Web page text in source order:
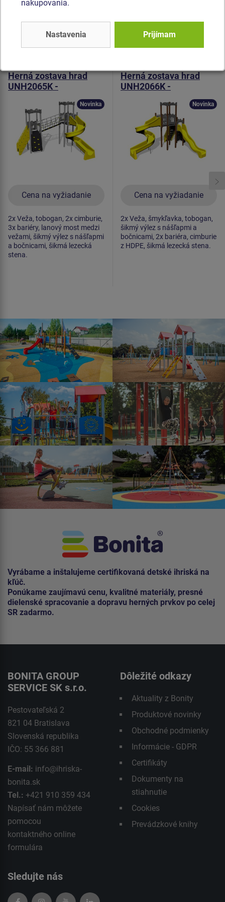
pozinkovaný alebo nerezový.
Podobný tovar
Herná zostava hrad
UNH2065K -
Cena na vyžiadanie
Novinka
2x Veža, tobogan, 2x cimburie,
3x bariéry, lanový most medzi
vežami, šikmý výlez s nášľapmi
a bočnicami, šikmá lezecká
stena.
Herná zostava hrad
UNH2066K -
Cena na vyžiadanie
Novinka
2x Veža, šmykľavka, tobogan,
šikmý výlez s nášľapmi a
bočnicami, 2x bariéra, cimburie
z HDPE, šikmá lezecká stena.
Vyrábame a inštalujeme certifikovaná detské ihriská na
kľúč.
Ponúkame zaujímavú cenu, kvalitné materiály, presné
dielenské spracovanie a dopravu herných prvkov po celej
SR zadarmo.
BONITA GROUP
SERVICE SK s.r.o.
Pestovateľská 2
821 04 Bratislava
Slovenská republika
IČO: 55 366 881
E-mail: info@ihriska-
bonita.sk
Tel.: +421 910 359 434
Napísať nám môžete
pomocou
kontaktného online
formulára
Dôležité odkazy
Aktuality z Bonity
Produktové novinky
Obchodné podmienky
Informácie - GDPR
Certifikáty
Dokumenty na
stiahnutie
Cookies
Prevádzkové knihy
Sledujte nás
nakupovania.
Nastavenia Prijímam